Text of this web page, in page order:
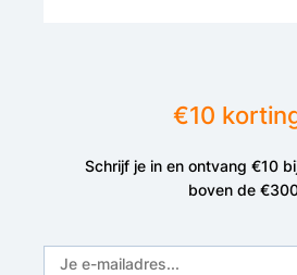
€10
Schrijf je in en ontvang €10
boven de